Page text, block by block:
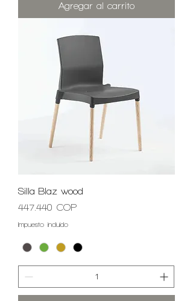
Agregar al carrito
Silla Blaz wood
Precio
447.440 COP
Impuesto incluido